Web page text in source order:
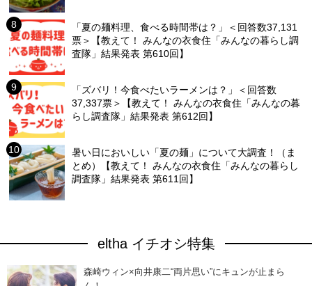
「夏の麺料理、食べる時間帯は？」＜回答数37,131
票＞【教えて！ みんなの衣食住「みんなの暮らし調
査隊」結果発表 第610回】
「ズバリ！今食べたいラーメンは？」＜回答数
37,337票＞【教えて！ みんなの衣食住「みんなの暮
らし調査隊」結果発表 第612回】
暑い日においしい「夏の麺」について大調査！（ま
とめ）【教えて！ みんなの衣食住「みんなの暮らし
調査隊」結果発表 第611回】
eltha イチオシ特集
森崎ウィン×向井康二“両片思い”にキュンが止まら